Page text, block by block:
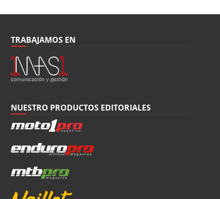
TRABAJAMOS EN
NUESTRO PRODUCTOS EDITORIALES